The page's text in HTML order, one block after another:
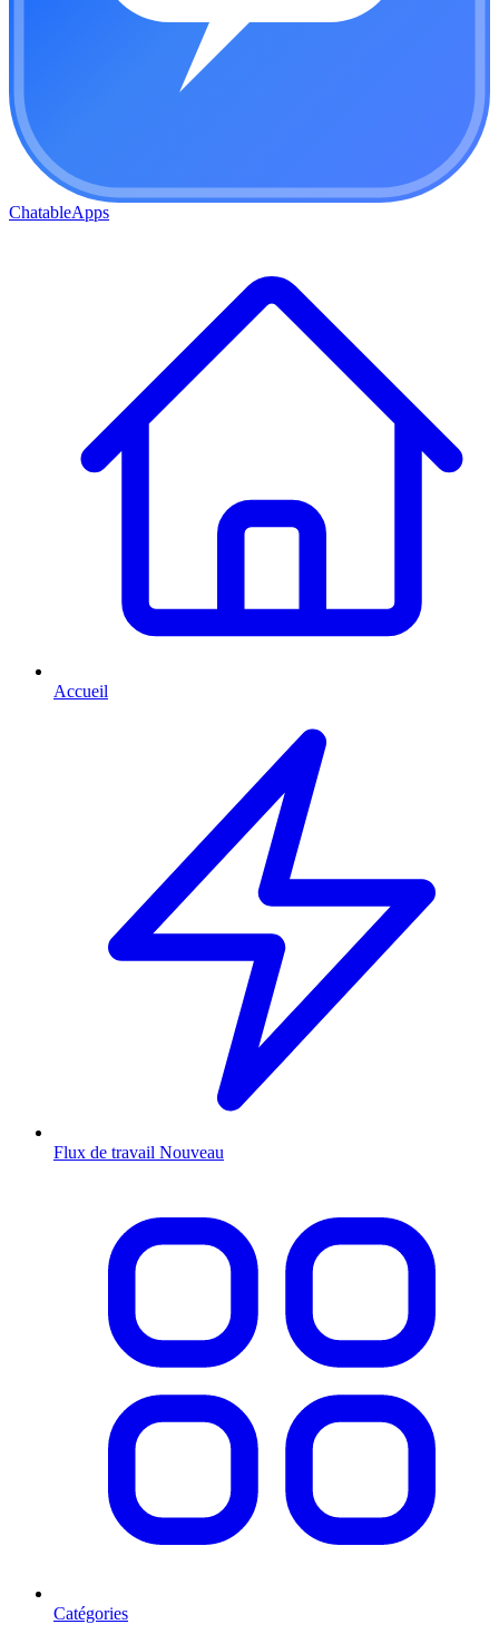
ChatableApps
Accueil
Flux de travail Nouveau
Catégories